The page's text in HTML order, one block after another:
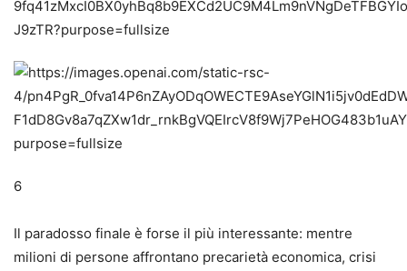
6
Il paradosso finale è forse il più interessante: mentre
milioni di persone affrontano precarietà economica, crisi